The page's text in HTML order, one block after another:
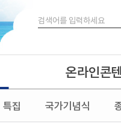
검색
특집 국가기념식
온라인콘